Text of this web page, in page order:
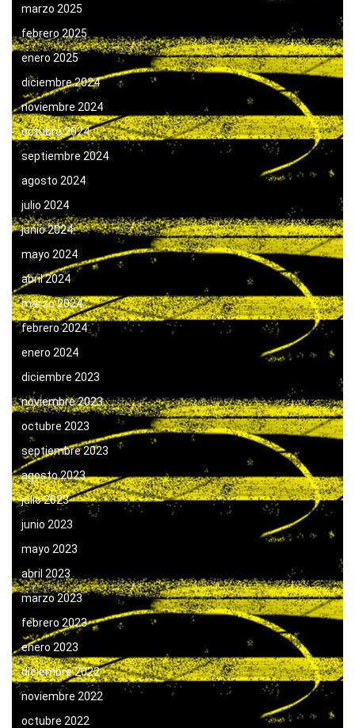
marzo 2025
febrero 2025
enero 2025
diciembre 2024
noviembre 2024
octubre 2024
septiembre 2024
agosto 2024
julio 2024
junio 2024
mayo 2024
abril 2024
marzo 2024
febrero 2024
enero 2024
diciembre 2023
noviembre 2023
octubre 2023
septiembre 2023
agosto 2023
julio 2023
junio 2023
mayo 2023
abril 2023
marzo 2023
febrero 2023
enero 2023
diciembre 2022
noviembre 2022
octubre 2022